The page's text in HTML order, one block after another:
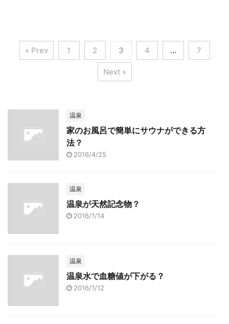
« Prev 1 2 3 4 … 7
Next »
温泉
家のお風呂で簡単にサウナができる方
法？
2016/4/25
温泉
温泉が天然記念物？
2016/1/14
温泉
温泉水で血糖値が下がる？
2016/1/12